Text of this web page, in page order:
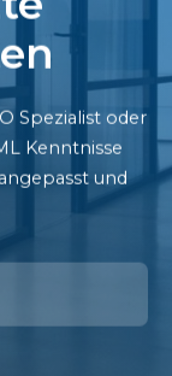
Spezialist oder
Kenntnisse
und